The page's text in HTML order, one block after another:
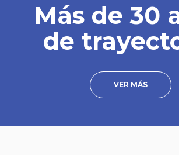
VER MÁS
Más de 30
de